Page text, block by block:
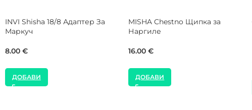
DARKSIDE Hookah D-Stick
Bronze Персонален Мундщук
21.00€
ДОБАВИ
NEW
alite Гейминг Накрайник за
ДОБАВИ